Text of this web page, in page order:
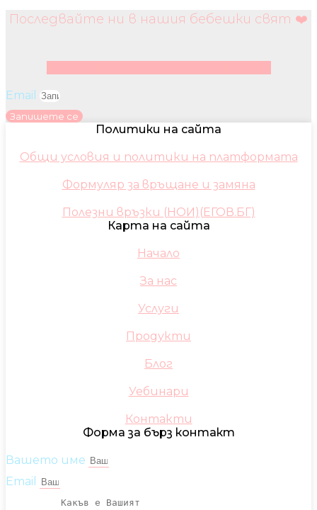
Последвайте ни в нашия бебешки свят ❤️
Email
Запишете се
Политики на сайта
Общи условия и политики на платформата
Формуляр за връщане и замяна
Полезни връзки (НОИ)(ЕГОВ.БГ)
Карта на сайта
Начало
За нас
Услуги
Продукти
Блог
Уебинари
Контакти
Форма за бърз контакт
Вашето име
Email